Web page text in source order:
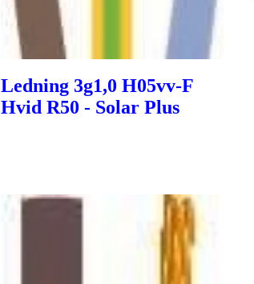
Ledning 3g1,0 H05vv-F
Hvid R50 - Solar Plus